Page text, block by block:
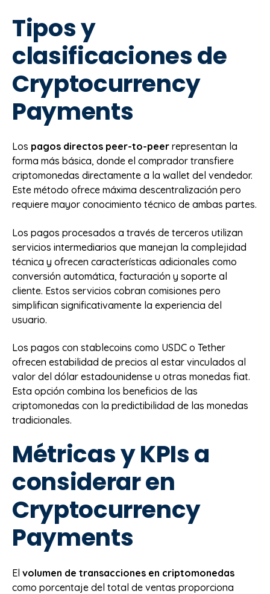
Tipos y
clasificaciones de
Cryptocurrency
Payments
Los pagos directos peer-to-peer representan la
forma más básica, donde el comprador transfiere
criptomonedas directamente a la wallet del vendedor.
Este método ofrece máxima descentralización pero
requiere mayor conocimiento técnico de ambas partes.
Los pagos procesados a través de terceros utilizan
servicios intermediarios que manejan la complejidad
técnica y ofrecen características adicionales como
conversión automática, facturación y soporte al
cliente. Estos servicios cobran comisiones pero
simplifican significativamente la experiencia del
usuario.
Los pagos con stablecoins como USDC o Tether
ofrecen estabilidad de precios al estar vinculados al
valor del dólar estadounidense u otras monedas fiat.
Esta opción combina los beneficios de las
criptomonedas con la predictibilidad de las monedas
tradicionales.
Métricas y KPIs a
considerar en
Cryptocurrency
Payments
El volumen de transacciones en criptomonedas
como porcentaje del total de ventas proporciona